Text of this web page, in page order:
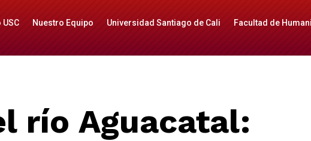
USC Nuestro Equipo Universidad Santiago de Cali Facultad de
río Aguacatal: